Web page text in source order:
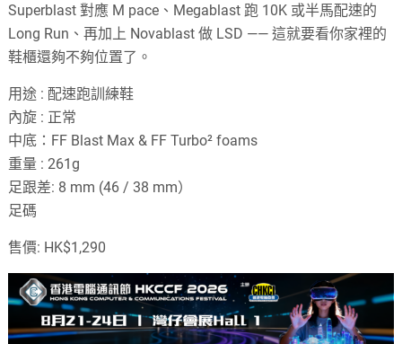
Superblast 對應 M pace、Megablast 跑 10K 或半馬配速的
Long Run、再加上 Novablast 做 LSD —— 這就要看你家裡的
鞋櫃還夠不夠位置了。
用途 : 配速跑訓練鞋
內旋 : 正常
中底：FF Blast Max & FF Turbo² foams
重量 : 261g
足跟差: 8 mm (46 / 38 mm）
足碼
售價: HK$1,290